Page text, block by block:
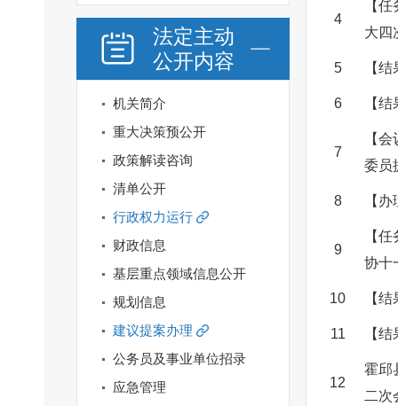
法定主动
公开内容
机关简介
重大决策预公开
政策解读咨询
清单公开
行政权力运行
财政信息
基层重点领域信息公开
规划信息
建议提案办理
公务员及事业单位招录
应急管理
4
【
大四
5 【
6 【
7
【
委员
8 【
9
【
协十
10 【
11 【
12
霍邱
二次